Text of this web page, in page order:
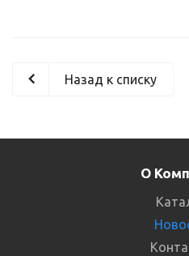
Назад к списку
О